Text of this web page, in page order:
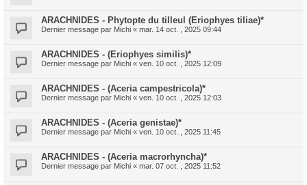
ARACHNIDES - Phytopte du tilleul (Eriophyes tiliae)*
Dernier message par Michi « mar. 14 oct. , 2025 09:44
ARACHNIDES - (Eriophyes similis)*
Dernier message par Michi « ven. 10 oct. , 2025 12:09
ARACHNIDES - (Aceria campestricola)*
Dernier message par Michi « ven. 10 oct. , 2025 12:03
ARACHNIDES - (Aceria genistae)*
Dernier message par Michi « ven. 10 oct. , 2025 11:45
ARACHNIDES - (Aceria macrorhyncha)*
Dernier message par Michi « mar. 07 oct. , 2025 11:52